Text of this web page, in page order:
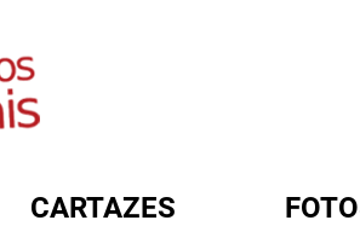
CARTAZES